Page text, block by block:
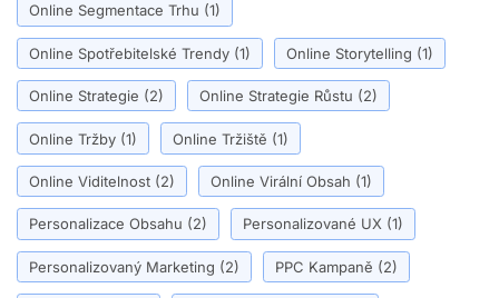
Online Segmentace Trhu (1)
Online Spotřebitelské Trendy (1) Online Storytelling (1)
Online Strategie (2) Online Strategie Růstu (2)
Online Tržby (1) Online Tržiště (1)
Online Viditelnost (2) Online Virální Obsah (1)
Personalizace Obsahu (2) Personalizované UX (1)
Personalizovaný Marketing (2) PPC Kampaně (2)